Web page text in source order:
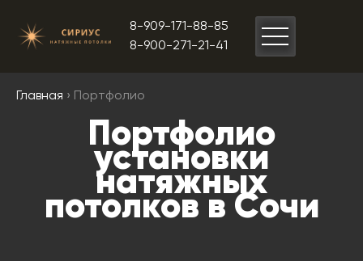
8-909-171-88-85
8-900-271-21-41
Главная › Портфолио
Портфолио
установки
натяжных
потолков в Сочи